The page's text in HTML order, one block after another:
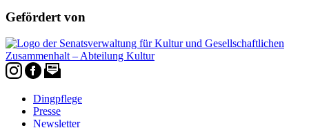
Gefördert von
Dingpflege
Presse
Newsletter